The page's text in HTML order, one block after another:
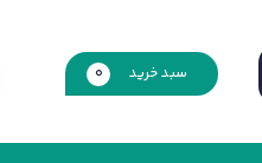
سبد خرید 0